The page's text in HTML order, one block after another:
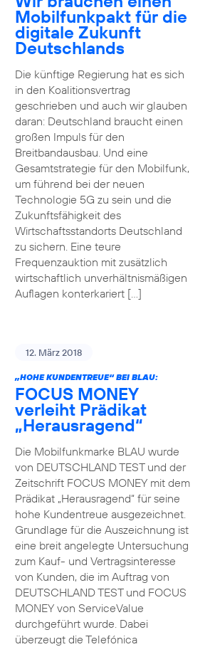
Mobilfunkpakt für die
digitale Zukunft
Deutschlands
Die künftige Regierung hat es sich
in den Koalitionsvertrag
geschrieben und auch wir glauben
daran: Deutschland braucht einen
großen Impuls für den
Breitbandausbau. Und eine
Gesamtstrategie für den Mobilfunk,
um führend bei der neuen
Technologie 5G zu sein und die
Zukunftsfähigkeit des
Wirtschaftsstandorts Deutschland
zu sichern. Eine teure
Frequenzauktion mit zusätzlich
wirtschaftlich unverhältnismäßigen
Auflagen konterkariert […]
12. März 2018
„HOHE KUNDENTREUE“ BEI BLAU:
FOCUS MONEY
verleiht Prädikat
„Herausragend“
Die Mobilfunkmarke BLAU wurde
von DEUTSCHLAND TEST und der
Zeitschrift FOCUS MONEY mit dem
Prädikat „Herausragend“ für seine
hohe Kundentreue ausgezeichnet.
Grundlage für die Auszeichnung ist
eine breit angelegte Untersuchung
zum Kauf- und Vertragsinteresse
von Kunden, die im Auftrag von
DEUTSCHLAND TEST und FOCUS
MONEY von ServiceValue
durchgeführt wurde. Dabei
überzeugt die Telefónica